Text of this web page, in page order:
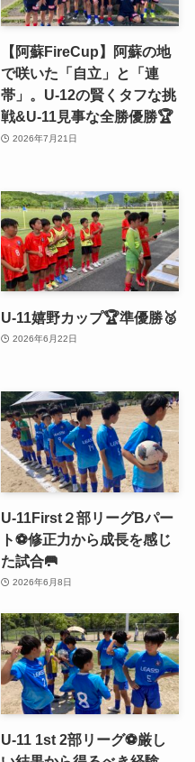
【阿蘇FireCup】阿蘇の地
で咲いた「自立」と「連
帯」。U-12の賢くタフな挑
戦&U-11見事な全勝優勝🏆
2026年7月21日
U-11嬉野カップ🏆準優勝🥈
2026年6月22日
U-11First２部リーグBパー
ト⚽️修正力から成長を感じ
た試合🥅
2026年6月8日
U-11 1st 2部リーグ⚽️厳し